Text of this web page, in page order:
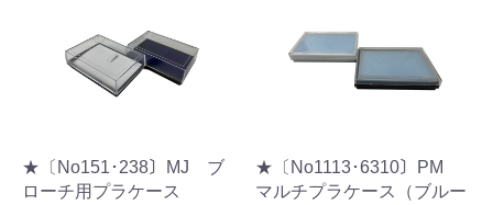
★〔No151･238〕MJ ブ
ローチ用プラケース
★〔No1113･6310〕PM
マルチプラケース（ブルー